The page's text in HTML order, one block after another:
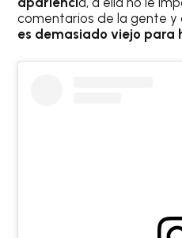
comentarios de la gente y
es demasiado viejo para